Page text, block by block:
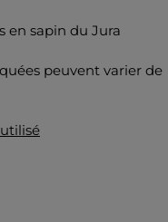
en sapin du Jura
peuvent varier de